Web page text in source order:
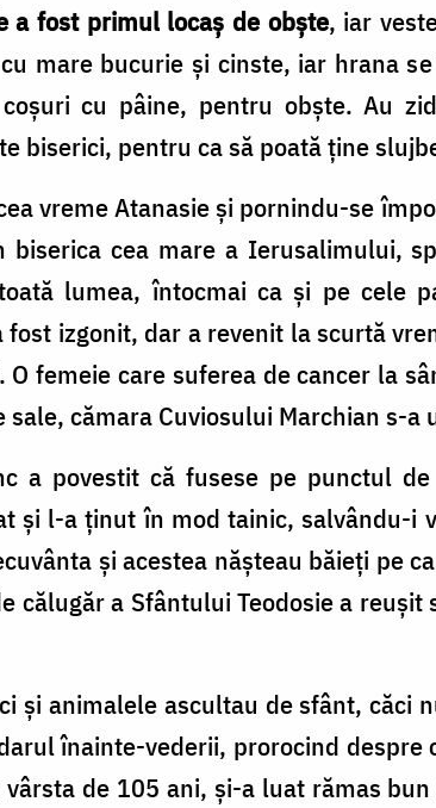
a fost primul locaș de obște, iar
mare bucurie și cinste, iar hrana
cu pâine, pentru obște. Au
biserici, pentru ca să poată ține
vreme Atanasie și pornindu-se
cea mare a Ierusalimului,
lumea, întocmai ca şi pe cele
fost izgonit, dar a revenit la scurtă
femeie care suferea de cancer la
cămara Cuviosului Marchian s-
a povestit că fusese pe punctul
și l-a ținut în mod tainic, salvându-i
și acestea nășteau băieți pe
călugăr a Sfântului Teodosie a
și animalele ascultau de sfânt, căci
înainte-vederii, prorocind
vârsta de 105 ani, și-a luat rămas